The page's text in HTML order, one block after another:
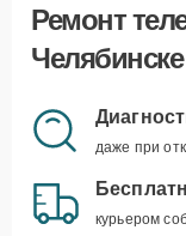
Ремонт
Челябинске
даже при
курьером